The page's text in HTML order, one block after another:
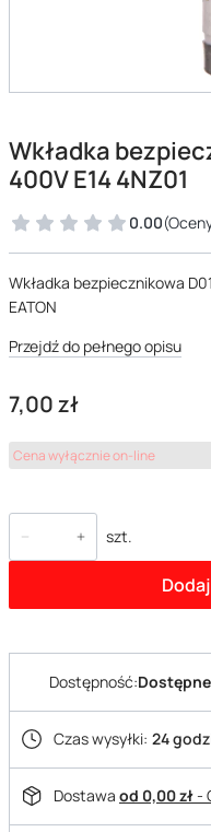
Wkładka
400V E14 4NZ01
0.00
Wkładka bezpiecznikowa
EATON
Przejdź do pełnego opisu
Cena
7,00 zł
Cena wyłącznie on-line
szt.
Dostępność:Dostępne
Czas wysyłki: 24
Dostawa od 0,00 zł-